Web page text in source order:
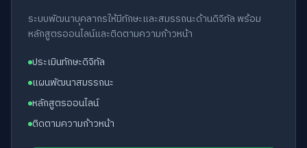
ระบบพัฒนาบุคลากรให้มีทักษะและสมรรถนะด้านดิจิทัล พร้อม
หลักสูตรออนไลน์และติดตามความก้าวหน้า
ประเมินทักษะดิจิทัล
แผนพัฒนาสมรรถนะ
หลักสูตรออนไลน์
ติดตามความก้าวหน้า